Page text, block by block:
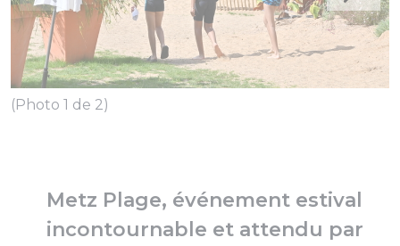
(Photo 1 de 2)
Metz Plage, événement estival
incontournable et attendu par